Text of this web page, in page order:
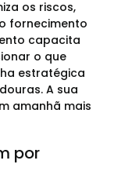
os riscos,
fornecimento
capacita
o que
estratégica
A sua
amanhã mais
por